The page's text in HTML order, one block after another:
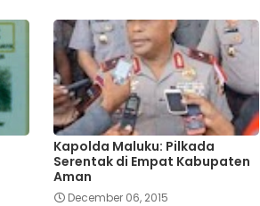
Kapolda Maluku: Pilkada
Serentak di Empat Kabupaten
Aman
December 06, 2015